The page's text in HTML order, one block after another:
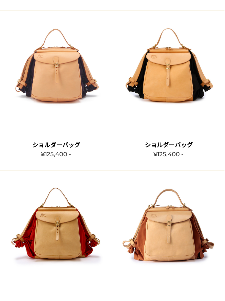
ショルダーバッグ
¥125,400 -
ショルダーバッグ
¥125,400 -